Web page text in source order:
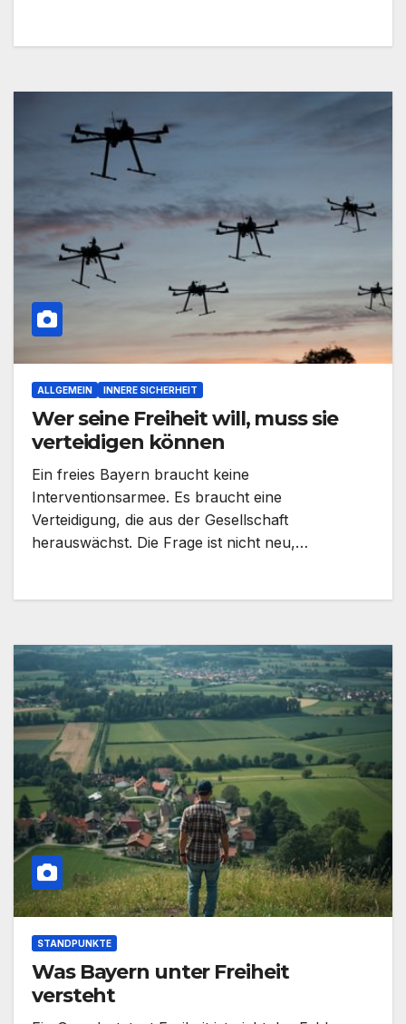
ALLGEMEIN INNERE SICHERHEIT
Wer seine Freiheit will, muss sie
verteidigen können
Ein freies Bayern braucht keine
Interventionsarmee. Es braucht eine
Verteidigung, die aus der Gesellschaft
herauswächst. Die Frage ist nicht neu,…
STANDPUNKTE
Was Bayern unter Freiheit
versteht